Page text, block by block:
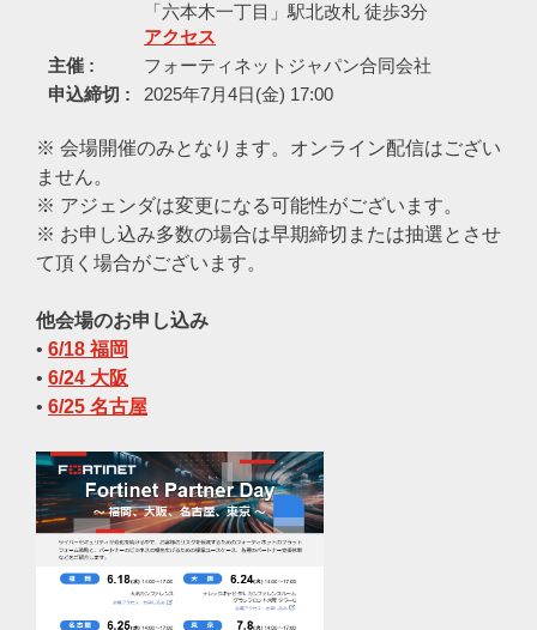
「六本木一丁目」駅北改札 徒歩3分
アクセス
主催 :
フォーティネットジャパン合同会社
申込締切 :
2025年7月4日(金) 17:00
※ 会場開催のみとなります。オンライン配信はござい
ません。
※ アジェンダは変更になる可能性がございます。
※ お申し込み多数の場合は早期締切または抽選とさせ
て頂く場合がございます。
他会場のお申し込み
• 6/18 福岡
• 6/24 大阪
• 6/25 名古屋